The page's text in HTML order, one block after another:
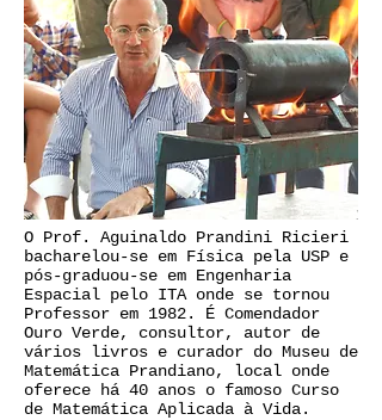
O Prof. Aguinaldo Prandini Ricieri
bacharelou-se em Física pela USP e
pós-graduou-se em Engenharia
Espacial pelo ITA onde se tornou
Professor em 1982. É Comendador
Ouro Verde, consultor, autor de
vários livros e curador do Museu de
Matemática Prandiano, local onde
oferece há 40 anos o famoso Curso
de Matemática Aplicada à Vida.